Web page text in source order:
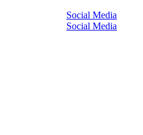
Social Media
Social Media